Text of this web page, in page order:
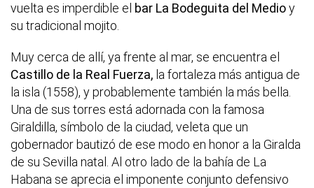
vuelta es imperdible el bar La Bodeguita del Medioy
su tradicional mojito.
Muy cerca de allí, ya frente al mar, se encuentra el
Castillo de la Real Fuerza, la fortaleza más antigua de
la isla (1558), y probablemente también la más bella.
Una de sus torres está adornada con la famosa
Giraldilla, símbolo de la ciudad, veleta que un
gobernador bautizó de ese modo en honor a la Giralda
de su Sevilla natal. Al otro lado de la bahía de La
Habana se aprecia el imponente conjunto defensivo